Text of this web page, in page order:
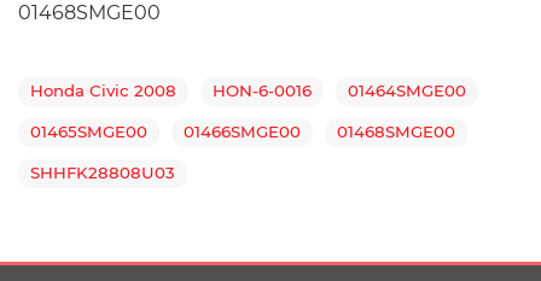
01468SMGE00
Honda Civic 2008 HON-6-0016 01464SMGE00
01465SMGE00 01466SMGE00 01468SMGE00
SHHFK28808U03